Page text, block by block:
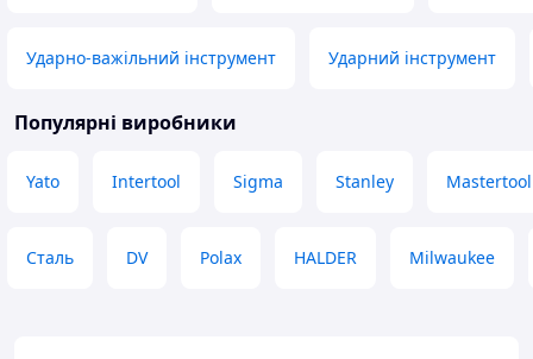
Ударно-важільний інструмент Ударний інструмент
Популярні виробники
Yato Intertool Sigma Stanley Mastertool
Сталь DV Polax HALDER Milwaukee